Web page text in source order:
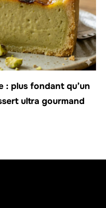
: plus fondant qu’un
ultra gourmand